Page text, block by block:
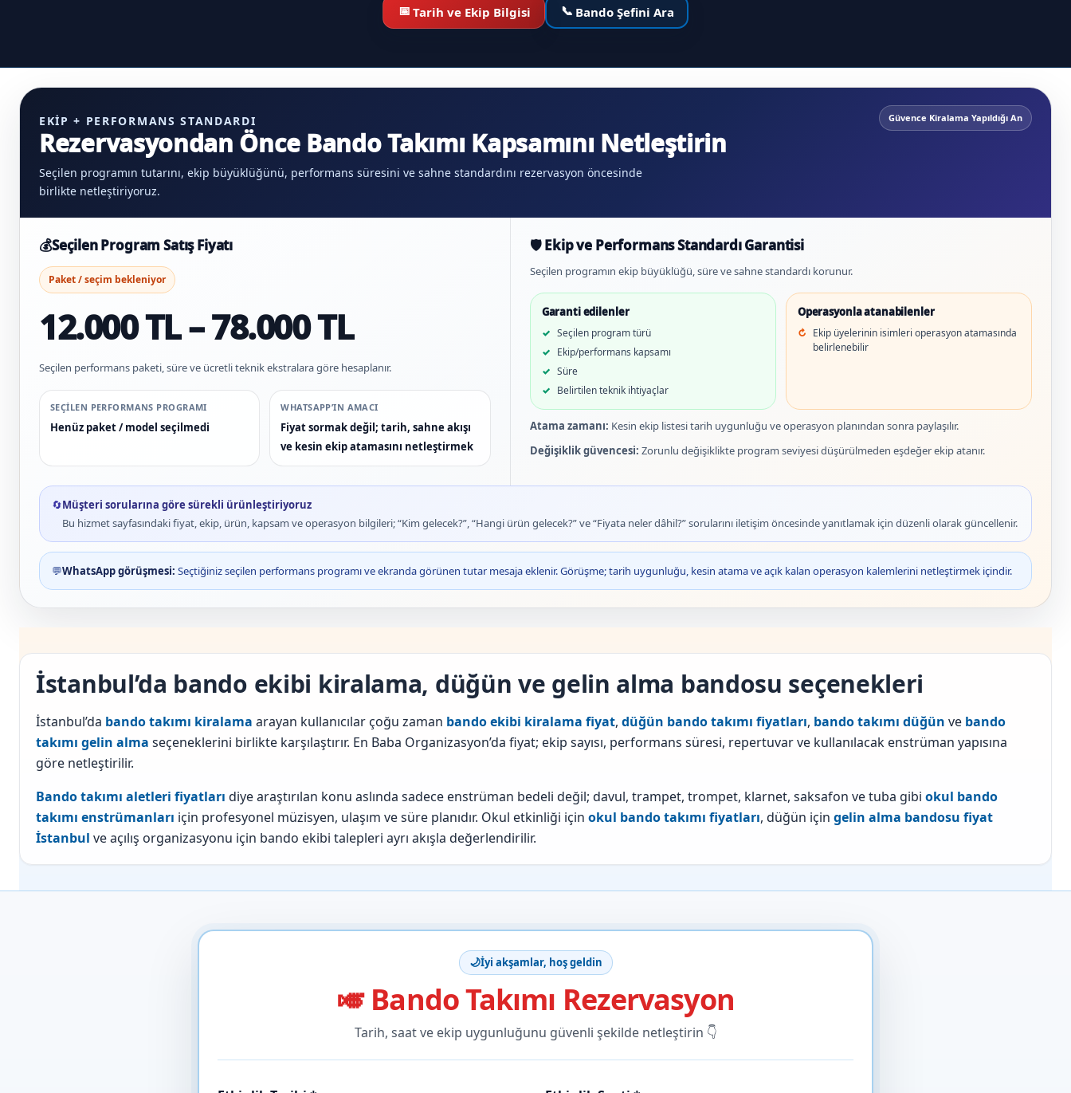
📅 Tarih ve Ekip Bilgisi 📞 Bando Şefini Ara
EKIP + PERFORMANS STANDARDI
Rezervasyondan Önce Bando Takımı Kapsamını Netleştirin
Seçilen programın tutarını, ekip büyüklüğünü, performans süresini ve sahne standardını rezervasyon öncesinde
birlikte netleştiriyoruz.
Güvence Kiralama Yapıldığı An
💰Seçilen Program Satış Fiyatı
Paket / seçim bekleniyor
12.000 TL – 78.000 TL
Seçilen performans paketi, süre ve ücretli teknik ekstralara göre hesaplanır.
SEÇILEN PERFORMANS PROGRAMI
Henüz paket / model seçilmedi
WHATSAPP’IN AMACI
Fiyat sormak değil; tarih, sahne akışı
ve kesin ekip atamasını netleştirmek
🛡️ Ekip ve Performans Standardı Garantisi
Seçilen programın ekip büyüklüğü, süre ve sahne standardı korunur.
Garanti edilenler
Seçilen program türü
Ekip/performans kapsamı
Süre
Belirtilen teknik ihtiyaçlar
Operasyonla atanabilenler
Ekip üyelerinin isimleri operasyon atamasında
belirlenebilir
Atama zamanı: Kesin ekip listesi tarih uygunluğu ve operasyon planından sonra paylaşılır.
Değişiklik güvencesi: Zorunlu değişiklikte program seviyesi düşürülmeden eşdeğer ekip atanır.
🔄Müşteri sorularına göre sürekli ürünleştiriyoruz
Bu hizmet sayfasındaki fiyat, ekip, ürün, kapsam ve operasyon bilgileri; “Kim gelecek?”, “Hangi ürün gelecek?” ve “Fiyata neler dâhil?” sorularını iletişim öncesinde yanıtlamak için düzenli olarak güncellenir.
💬WhatsApp görüşmesi: Seçtiğiniz seçilen performans programı ve ekranda görünen tutar mesaja eklenir. Görüşme; tarih uygunluğu, kesin atama ve açık kalan operasyon kalemlerini netleştirmek içindir.
İstanbul’da bando ekibi kiralama, düğün ve gelin alma bandosu seçenekleri
İstanbul’da bando takımı kiralama arayan kullanıcılar çoğu zaman bando ekibi kiralama fiyat, düğün bando takımı fiyatları, bando takımı düğün ve bando
takımı gelin alma seçeneklerini birlikte karşılaştırır. En Baba Organizasyon’da fiyat; ekip sayısı, performans süresi, repertuvar ve kullanılacak enstrüman yapısına
göre netleştirilir.
Bando takımı aletleri fiyatları diye araştırılan konu aslında sadece enstrüman bedeli değil; davul, trampet, trompet, klarnet, saksafon ve tuba gibi okul bando
takımı enstrümanları için profesyonel müzisyen, ulaşım ve süre planıdır. Okul etkinliği için okul bando takımı fiyatları, düğün için gelin alma bandosu fiyat
İstanbul ve açılış organizasyonu için bando ekibi talepleri ayrı akışla değerlendirilir.
🌙İyi akşamlar, hoş geldin
🎺 Bando Takımı Rezervasyon
Tarih, saat ve ekip uygunluğunu güvenli şekilde netleştirin 👇